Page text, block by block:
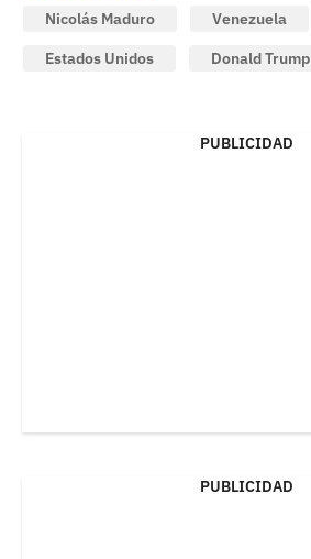
Nicolás Maduro
Venezuela
Estados Unidos
Donald Trump
PUBLICIDAD
PUBLICIDAD